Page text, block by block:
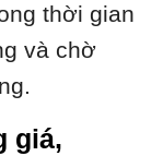
thời gian
và chờ
giá,